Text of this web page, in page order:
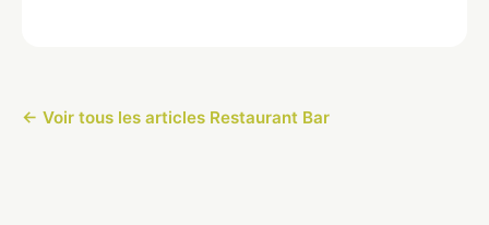
← Voir tous les articles Restaurant Bar